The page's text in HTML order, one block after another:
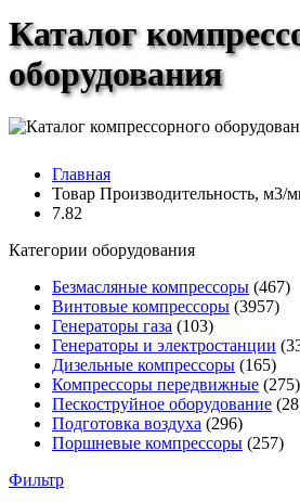
Каталог
оборудования
Главная
Товар Производительность, м3/
7.82
Категории оборудования
Безмасляные компрессоры (467)
Винтовые компрессоры (3957)
Генераторы газа (103)
Генераторы и электростанции
Дизельные компрессоры (165)
Компрессоры передвижные (275)
Пескоструйное оборудование
Подготовка воздуха (296)
Поршневые компрессоры (257)
Фильтр